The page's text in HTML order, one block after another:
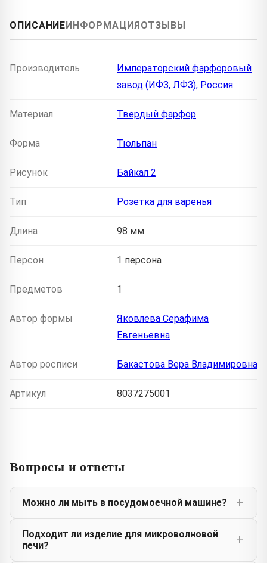
ОПИСАНИЕИНФОРМАЦИЯОТЗЫВЫ
Производитель
Императорский фарфоровый
завод (ИФЗ, ЛФЗ), Россия
Материал Твердый фарфор
Форма Тюльпан
Рисунок Байкал 2
Тип Розетка для варенья
Длина 98 мм
Персон 1 персона
Предметов 1
Автор формы
Яковлева Серафима
Евгеньевна
Автор росписи Бакастова Вера Владимировна
Артикул 8037275001
Вопросы и ответы
Можно ли мыть в посудомоечной машине?
Подходит ли изделие для микроволновой
печи?